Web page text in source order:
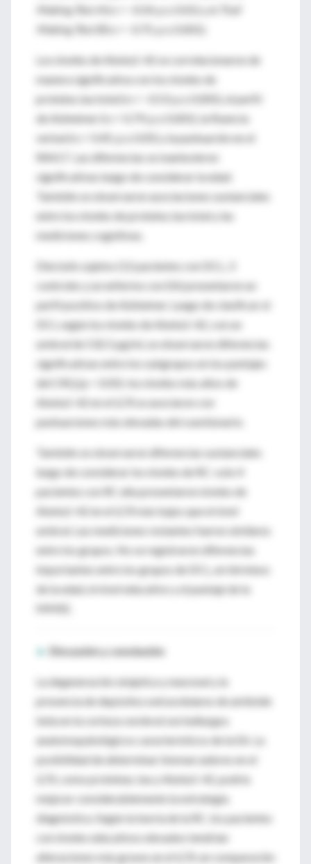
Making Test A (rs = -0.54; p ≤ 0.01) y el
Trail
Making Test B
(rs = -0.75; p ≤ 0.001).
Los niveles de Abeta1-42 se correlacionaron de
manera significativa con los niveles de
proteína tautotal (rs = -0.53; p ≤ 0.005), el perfil
de Alzheimer (rs = 0.79; p ≤ 0.001), la fluencia
verbal (rs = 0.45; p ≤ 0.05) y la puntuación en el
RAVLT. Las diferencias se mantuvieron
significativas luego de considerar la edad.
También se observaron asociaciones sustanciales
entre los niveles de proteína tautotal y las
mediciones cognitivas.
Dieciséis sujetos (12 pacientes con DCL, 3
controles y un enfermo con EA) presentaron un
perfil positivo de Alzheimer. Luego de clasificar el
DCL según los niveles de Abeta1-42, con un
umbral de 532.5 pg/ml, se observaron diferencias
significativas entre los subgrupos en los puntajes
del CRQ (p < 0.05): los niveles más altos de
Abeta1-42 en el LCR se asociaron con
puntuaciones más elevadas del cuestionario.
También se observaron diferencias sustanciales
luego de considerar los niveles de RC: solo 4
pacientes con RC alta presentaron niveles de
Abeta1-42 en el LCR más bajos que el nivel
umbral. Las mediciones restantes fueron similares
entre los grupos. No se registraron diferencias
importantes entre los grupos de DCL, en términos
de la edad, el nivel educativo y el puntaje de la
MMSE.
► Discusión y conclusión
La degeneración sináptica y neuronal y la
presencia de depósitos extracelulares de amiloide
beta en la corteza cerebral son hallazgos
anatomopatológicos característicos de la EA. La
posibilidad de determinar biomarcadores en el
LCR, como proteínas
tauy Abeta1-42, podría
mejorar considerablemente la estrategia
diagnóstica. Según la teoría de la RC, los pacientes
con niveles educativos elevados tendrían
alteraciones más graves en el LCR, en comparación